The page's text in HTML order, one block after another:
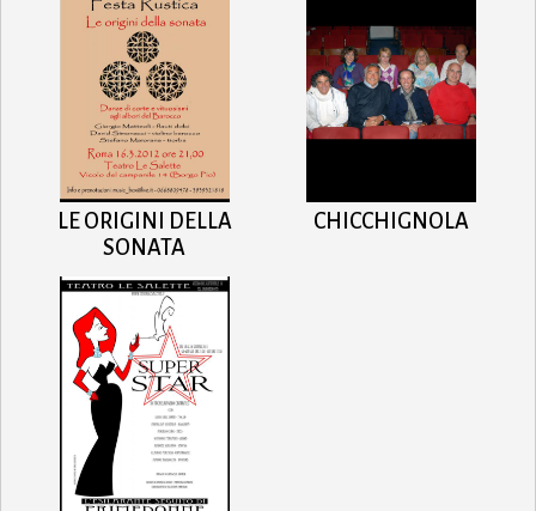
LE ORIGINI DELLA
SONATA
CHICCHIGNOLA